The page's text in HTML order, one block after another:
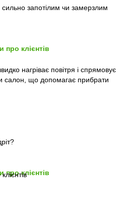
сильно запотілим чи замерзлим
про клієнтів
нагріває повітря і спрямовує
салон, що допомагає прибрати
про клієнтів